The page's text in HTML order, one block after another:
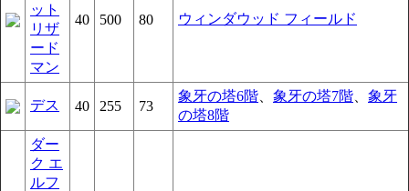
ット
リザ
ード
マン
40 500 80 ウィンダウッド フィールド
デス 40 255 73
象牙の塔6階 象牙の塔7階
象牙
の塔8階
ダー
ク エ
ルフ